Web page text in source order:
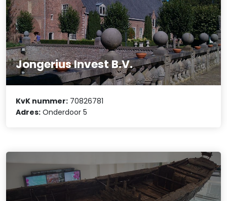
Jongerius Invest B.V.
KvK nummer: 70826781
Adres: Onderdoor 5